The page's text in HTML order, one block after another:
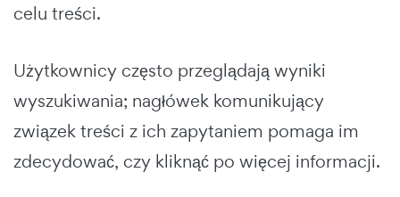
celu treści.
Użytkownicy często przeglądają wyniki
wyszukiwania; nagłówek komunikujący
związek treści z ich zapytaniem pomaga im
zdecydować, czy kliknąć po więcej informacji.